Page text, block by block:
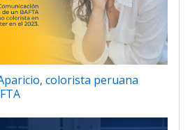
colorista peruana